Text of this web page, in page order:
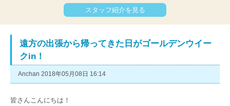
スタッフ紹介を見る
遠方の出張から帰ってきた日がゴールデンウイー
クin！
Anchan 2018年05月08日 16:14
皆さんこんにちは！